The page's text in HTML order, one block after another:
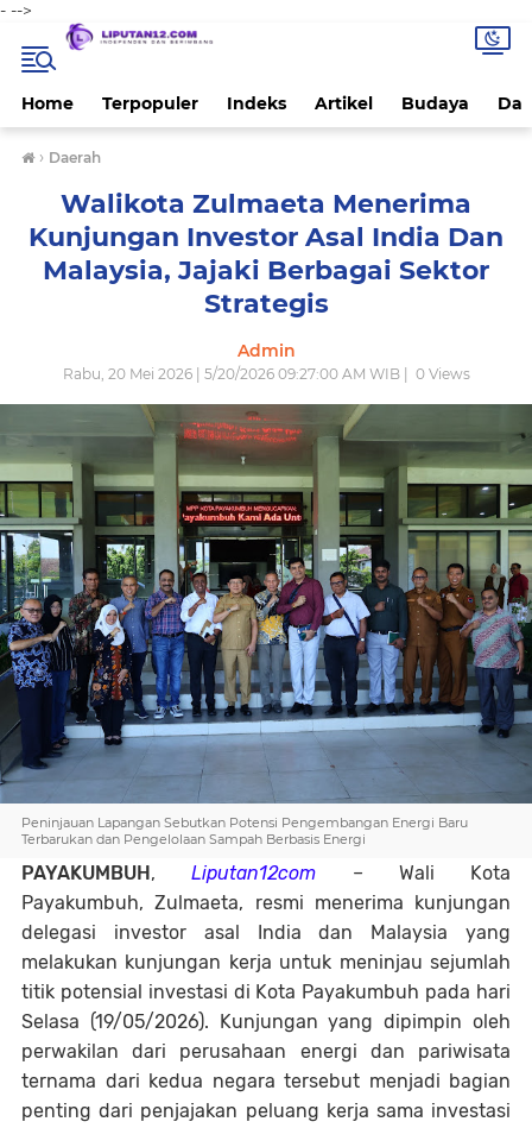
- -->
Home Terpopuler Indeks Artikel Budaya
› Daerah
Walikota Zulmaeta Menerima
Kunjungan Investor Asal India Dan
Malaysia, Jajaki Berbagai Sektor
Strategis
Admin
Rabu, 20 Mei 2026 | 5/20/2026 09:27:00 AM WIB | 0Views
Peninjauan Lapangan Sebutkan Potensi Pengembangan Energi Baru
Terbarukan dan Pengelolaan Sampah Berbasis Energi
PAYAKUMBUH,Liputan12com – Wali Kota
Payakumbuh, Zulmaeta, resmi menerima kunjungan
delegasi investor asal India dan Malaysia yang
melakukan kunjungan kerja untuk meninjau sejumlah
titik potensial investasi di Kota Payakumbuh pada hari
Selasa (19/05/2026). Kunjungan yang dipimpin oleh
perwakilan dari perusahaan energi dan pariwisata
ternama dari kedua negara tersebut menjadi bagian
penting dari penjajakan peluang kerja sama investasi